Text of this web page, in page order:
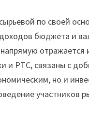
по своей
бюджета и
напрямую
РТС, связаны с
но и
участников